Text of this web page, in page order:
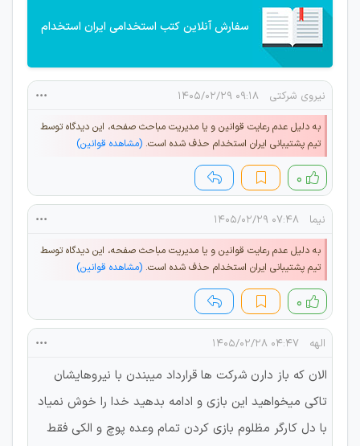
سفارش آنلاین کتب استخدامی ایران استخدام
نیروی شرکتی ۰۹:۱۸ ۱۴۰۵/۰۲/۲۹
به دلیل عدم رعایت قوانین و یا مدیریت مباحث صفحه، این دیدگاه توسط
تیم پشتیبانی ایران استخدام حذف شده است. (مشاهده قوانین)
۰
نيما ۰۷:۴۸ ۱۴۰۵/۰۲/۲۹
به دلیل عدم رعایت قوانین و یا مدیریت مباحث صفحه، این دیدگاه توسط
تیم پشتیبانی ایران استخدام حذف شده است. (مشاهده قوانین)
۰
الهه ۰۴:۴۷ ۱۴۰۵/۰۲/۲۸
الان که باز دارن شرکت ها قرارداد میبندن با نیروهایشان
تاکی میخواهید این بازی و ادامه بدهید خدا را خوش نمیاد
با دل کارگر مظلوم بازی کردن تمام وعده پوچ و الکی فقط